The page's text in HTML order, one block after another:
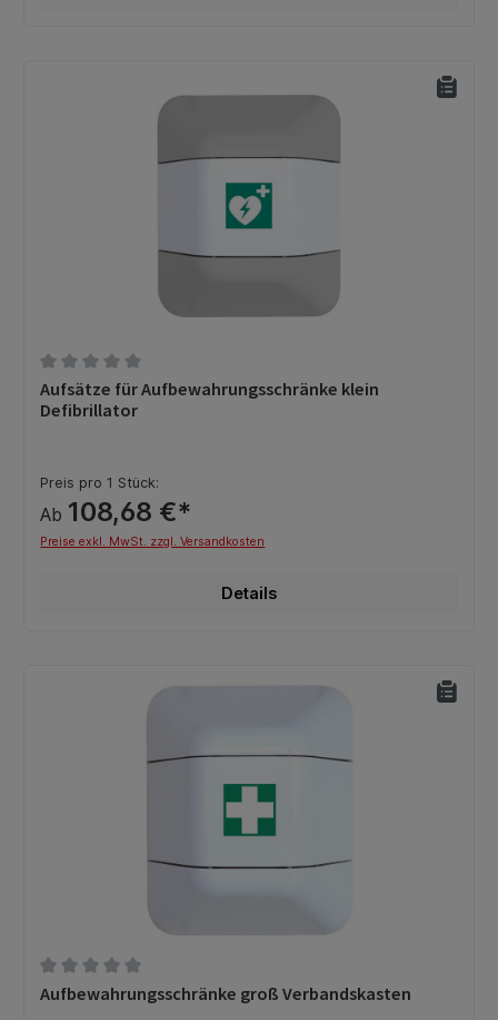
Durchschnittliche Bewertung von 0 von 5 Sternen
Aufsätze für Aufbewahrungsschränke klein
Defibrillator
Preis pro 1 Stück:
Ab 108,68 €*
Preise exkl. MwSt. zzgl. Versandkosten
Details
Durchschnittliche Bewertung von 0 von 5 Sternen
Aufbewahrungsschränke groß Verbandskasten